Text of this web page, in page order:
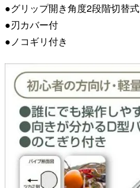
●グリップ開き角度2段階切替式
●刃カバー付
●ノコギリ付き